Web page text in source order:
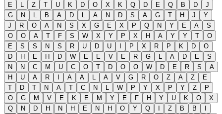
E
L Z T U K D O X K Q D E Q B D
J
G
N L B A D L A N D S A G T H J
Y
J
R O A N S X G E X P Q N Y E A
S
O
O A T F S W X Y P X H A Y Y T
O
E
S S N S R U D U I P X R P K D
O
D
H E H D W E E V E R G L A D E
S
N
N C M U C O T D O O W D E R S
A
H
U A R I A A L A V G R O Z A Z
E
T
D T N A T C N L W P Y X P Y Z
P
O
G M V E K E M Y E F H Y U K O
X
Q
N D H N H E N H O Y Q I Z B B
I